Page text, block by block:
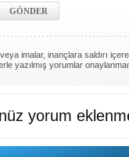
imalar, inançlara saldırı
yazılmış yorumlar
yorum